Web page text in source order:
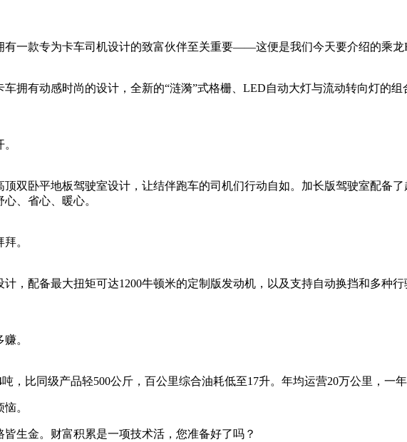
一款专为卡车司机设计的致富伙伴至关重要——这便是我们今天要介绍的乘龙
拥有动感时尚的设计，全新的“涟漪”式格栅、LED自动大灯与流动转向灯的
双卧平地板驾驶室设计，让结伴跑车的司机们行动自如。加长版驾驶室配备
、省心、暖心。
。
，配备最大扭矩可达1200牛顿米的定制版发动机，以及支持自动换挡和多种
。
，比同级产品轻500公斤，百公里综合油耗低至17升。年均运营20万公里，一
。
生金。财富积累是一项技术活，您准备好了吗？